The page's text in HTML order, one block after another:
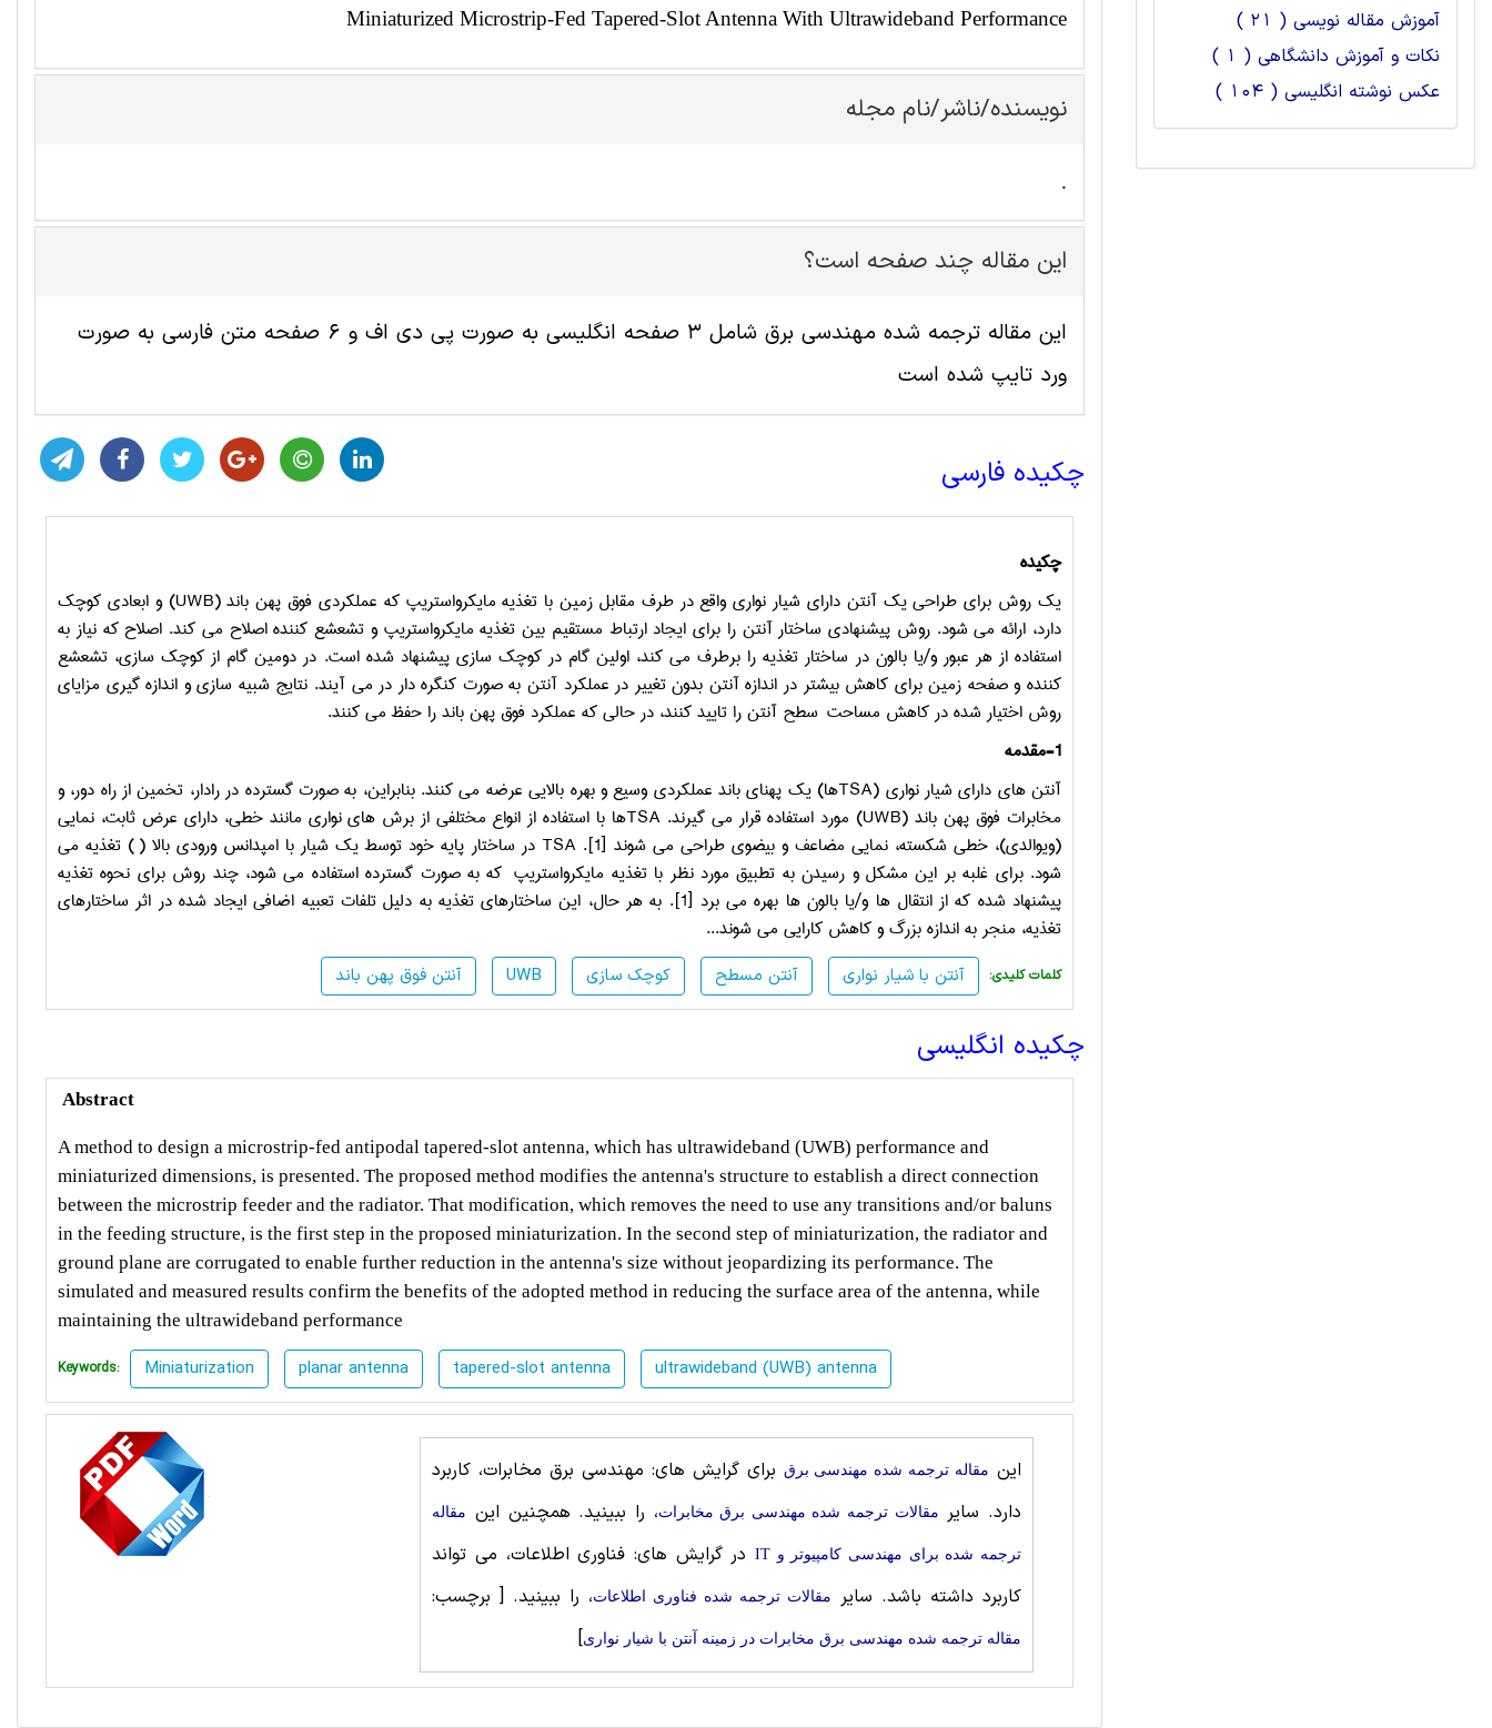
Miniaturized Microstrip-Fed Tapered-Slot Antenna With Ultrawideband Performance
نویسنده/ناشر/نام مجله
.
این مقاله چند صفحه است؟
این مقاله ترجمه شده مهندسی برق شامل 3 صفحه انگلیسی به صورت پی دی اف و 6 صفحه متن فارسی به صورت
ورد تایپ شده است
چکیده فارسی
چکیده
یک روش برای طراحی یک آنتن دارای شیار نواری واقع در طرف مقابل زمین با تغذیه مایکرواستریپ که عملکردی فوق پهن باند (UWB) و ابعادی کوچک
دارد، ارائه می شود. روش پیشنهادی ساختار آنتن را برای ایجاد ارتباط مستقیم بین تغذیه مایکرواستریپ و تشعشع کننده اصلاح می کند. اصلاح که نیاز به
استفاده از هر عبور و/یا بالون در ساختار تغذیه را برطرف می کند، اولین گام در کوچک سازی پیشنهاد شده است. در دومین گام از کوچک سازی، تشعشع
کننده و صفحه زمین برای کاهش بیشتر در اندازه آنتن بدون تغییر در عملکرد آنتن به صورت کنگره دار در می آیند. نتایج شبیه سازی و اندازه گیری مزایای
روش اختیار شده در کاهش مساحت سطح آنتن را تایید کنند، در حالی که عملکرد فوق پهن باند را حفظ می کنند.
1-مقدمه
آنتن های دارای شیار نواری (TSAها) یک پهنای باند عملکردی وسیع و بهره بالایی عرضه می کنند. بنابراین، به صورت گسترده در رادار، تخمین از راه دور، و
مخابرات فوق پهن باند (UWB) مورد استفاده قرار می گیرند.TSAها با استفاده از انواع مختلفی از برش های نواری مانند خطی، دارای عرض ثابت، نمایی
(ویوالدی)، خطی شکسته، نمایی مضاعف و بیضوی طراحی می شوند ]
1
[
.
TSA در ساختار پایه خود توسط یک شیار با امپدانس ورودی بالا () تغذیه می
شود. برای غلبه بر این مشکل و رسیدن به تطبیق مورد نظر با تغذیه مایکرواستریپ که به صورت گسترده استفاده می شود، چند روش برای نحوه تغذیه
پیشنهاد شده که از انتقال ها و/یا بالون ها بهره می برد ]
1
[. به هر حال، این ساختارهای تغذیه به دلیل تلفات تعبیه اضافی ایجاد شده در اثر ساختارهای
تغذیه، منجر به اندازه بزرگ و کاهش کارایی می شوند...
آنتن فوق پهن باند UWB کوچک سازی آنتن مسطح آنتن با شیار نواری :کلمات کلیدی
چکیده انگلیسی
Abstract
A method to design a microstrip-fed antipodal tapered-slot antenna, which has ultrawideband (UWB) performance and
miniaturized dimensions, is presented. The proposed method modifies the antenna's structure to establish a direct connection
between the microstrip feeder and the radiator. That modification, which removes the need to use any transitions and/or baluns
in the feeding structure, is the first step in the proposed miniaturization. In the second step of miniaturization, the radiator and
ground plane are corrugated to enable further reduction in the antenna's size without jeopardizing its performance. The
simulated and measured results confirm the benefits of the adopted method in reducing the surface area of the antenna, while
maintaining the ultrawideband performance
Keywords: Miniaturization planar antenna tapered-slot antenna ultrawideband (UWB) antenna
این مقاله ترجمه شده مهندسی برق برای گرایش های: مهندسی برق مخابرات، کاربرد
دارد. سایر مقالات ترجمه شده مهندسی برق مخابرات، را ببینید. همچنین این مقاله
ترجمه شده برای مهندسی کامپیوتر و IT
در گرایش های: فناوری اطلاعات، می تواند
کاربرد داشته باشد. سایر
مقالات ترجمه شده فناوری اطلاعات، را ببینید. [ برچسب:
مقاله ترجمه شده مهندسی برق مخابرات در زمینه آنتن با شیار نواری]
آموزش مقاله نویسی ( 21 )
نکات و آموزش دانشگاهی ( 1 )
عکس نوشته انگلیسی ( 104 )